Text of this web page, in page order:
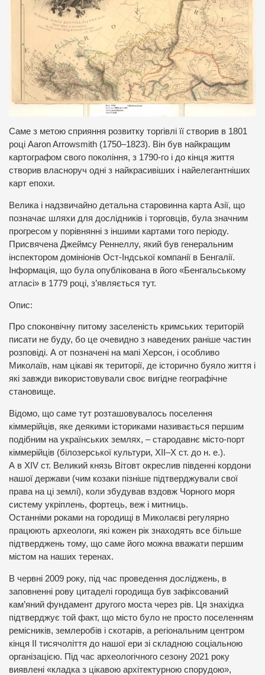
Саме з метою сприяння розвитку торгівлі її створив в 1801
році Aaron Arrowsmith (1750–1823). Він був найкращим
картографом свого покоління, з 1790-го і до кінця життя
створив власноруч одні з найкрасивіших і найелегантніших
карт епохи.
Велика і надзвичайно детальна старовинна карта Азії, що
позначає шляхи для дослідників і торговців, була значним
прогресом у порівнянні з іншими картами того періоду.
Присвячена Джеймсу Реннеллу, який був генеральним
інспектором домініонів Ост-Індської компанії в Бенгалії.
Інформація, що була опублікована в його «Бенгальському
атласі» в 1779 році, з’являється тут.
Опис:
Про споконвічну питому заселеність кримських територій
писати не буду, бо це очевидно з наведених раніше частин
розповіді. А от позначені на мапі Херсон, і особливо
Миколаїв, нам цікаві як території, де історично буяло життя і
які завжди використовували своє вигідне географічне
становище.
Відомо, що саме тут розташовувалось поселення
кіммерійців, яке деякими істориками називається першим
подібним на українських землях, – стародавнє місто-порт
кіммерійців (білозерської культури, XII–X ст. до н. е.).
А в XIV ст. Великий князь Вітовт окреслив південні кордони
нашої держави (чим козаки пізніше підтверджували свої
права на ці землі), коли збудував вздовж Чорного моря
систему укріплень, фортець, веж і митниць.
Останніми роками на городищі в Миколаєві регулярно
працюють археологи, які кожен рік знаходять все більше
підтверджень тому, що саме його можна вважати першим
містом на наших теренах.
В червні 2009 року, під час проведення досліджень, в
заповненні рову цитаделі городища був зафіксований
кам’яний фундамент другого моста через рів. Ця знахідка
підтверджує той факт, що місто було не просто поселенням
ремісників, землеробів і скотарів, а регіональним центром
кінця ІІ тисячоліття до нашої ери зі складною соціальною
організацією. Під час археологічного сезону 2021 року
виявлені «кладка з цікавою архітектурною спорудою»,